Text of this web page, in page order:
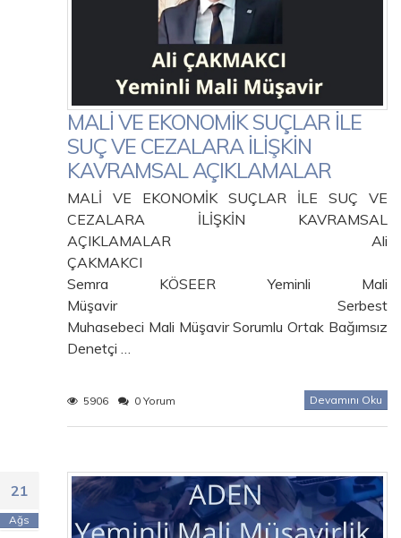
MALİ VE EKONOMİK SUÇLAR İLE
SUÇ VE CEZALARA İLİŞKİN
KAVRAMSAL AÇIKLAMALAR
MALİ VE EKONOMİK SUÇLAR İLE SUÇ VE
CEZALARA İLİŞKİN KAVRAMSAL
AÇIKLAMALAR Ali
ÇAKMAKCI
Semra KÖSEER Yeminli Mali
Müşavir Serbest
Muhasebeci Mali Müşavir Sorumlu Ortak Bağımsız
Denetçi …
5906 0 Yorum Devamını Oku
21
Ağs